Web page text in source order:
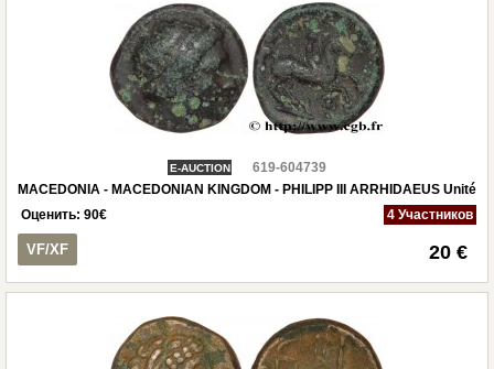
E-AUCTION
619-604739
MACEDONIA - MACEDONIAN KINGDOM - PHILIPP III ARRHIDAEUS Unité
Оценить: 90€ 4 Участников
VF/XF 20 €